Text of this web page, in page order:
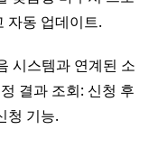
자동 업데이트.
시스템과 연계된 소
결과 조회: 신청 후
청 기능.